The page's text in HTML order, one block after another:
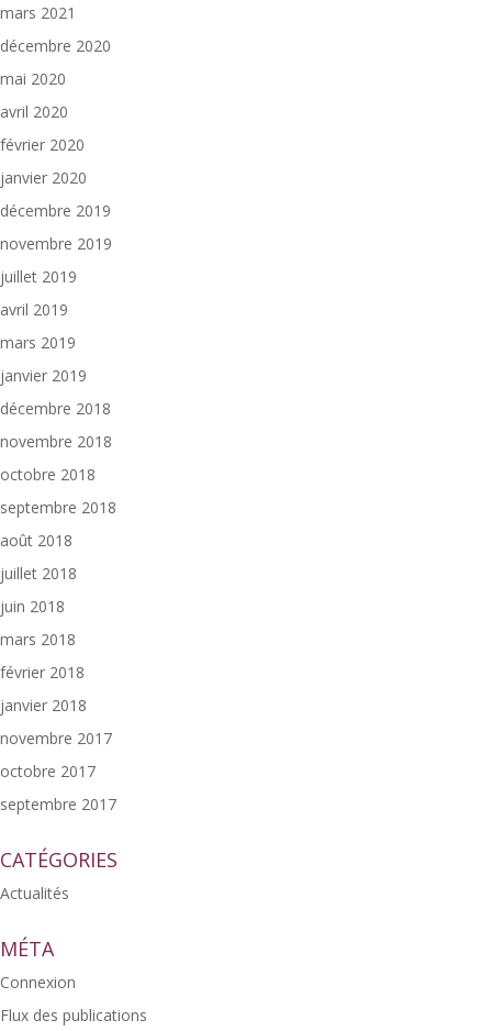
mars 2021
décembre 2020
mai 2020
avril 2020
février 2020
janvier 2020
décembre 2019
novembre 2019
juillet 2019
avril 2019
mars 2019
janvier 2019
décembre 2018
novembre 2018
octobre 2018
septembre 2018
août 2018
juillet 2018
juin 2018
mars 2018
février 2018
janvier 2018
novembre 2017
octobre 2017
septembre 2017
CATÉGORIES
Actualités
MÉTA
Connexion
Flux des publications